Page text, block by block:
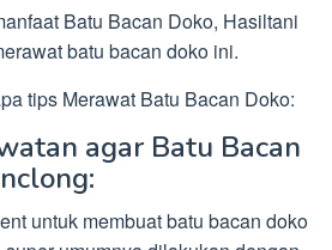
Batu Bacan Doko, Hasiltani
batu bacan doko ini.
tips Merawat Batu Bacan Doko:
agar Batu Bacan
untuk membuat batu bacan doko